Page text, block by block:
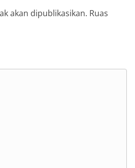
akan dipublikasikan. Ruas